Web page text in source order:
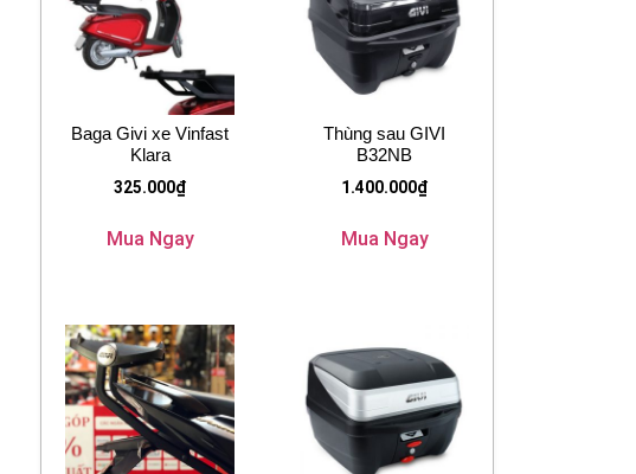
Baga Givi xe Vinfast
Klara
325.000₫
Mua Ngay
Thùng sau GIVI
B32NB
1.400.000₫
Mua Ngay